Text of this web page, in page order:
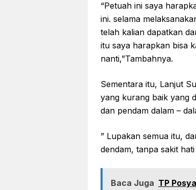
“Petuah ini saya
ini. selama
telah kalian dapatkan
itu saya harapkan bisa
nanti,”Tambahnya.
Sementara itu, Lanjut
yang kurang baik yang
dan pendam dalam –
” Lupakan semua itu,
dendam, tanpa sakit
Baca Juga TP